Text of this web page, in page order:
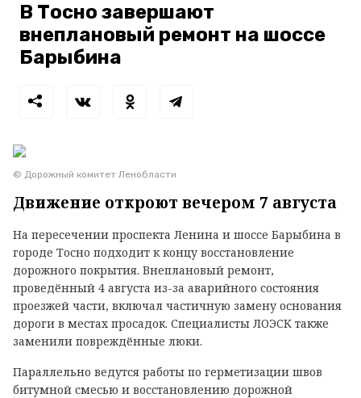
В Тосно завершают
внеплановый ремонт на шоссе
Барыбина
© Дорожный комитет Ленобласти
Движение откроют вечером 7 августа
На пересечении проспекта Ленина и шоссе Барыбина в
городе Тосно подходит к концу восстановление
дорожного покрытия. Внеплановый ремонт,
проведённый 4 августа из-за аварийного состояния
проезжей части, включал частичную замену основания
дороги в местах просадок. Специалисты ЛОЭСК также
заменили повреждённые люки.
Параллельно ведутся работы по герметизации швов
битумной смесью и восстановлению дорожной